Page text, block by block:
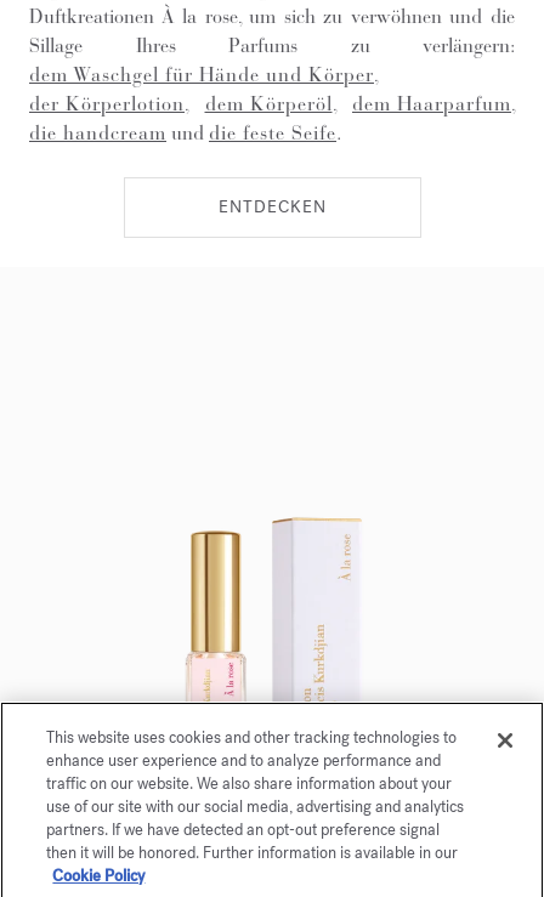
Duftkreationen À la rose, um sich zu verwöhnen und die
Sillage Ihres Parfums zu verlängern:
dem Waschgel für Hände und Körper
der Körperlotion
dem Körperöl dem Haarparfum
die handcream und die feste Seife.
ENTDECKEN
À la rose
Eau de parfum 5ml
This website uses cookies and other tracking technologies to
enhance user experience and to analyze performance and
traffic on our website. We also share information about your
use of our site with our social media, advertising and analytics
partners. If we have detected an opt-out preference signal
then it will be honored. Further information is available in our
Cookie Policy